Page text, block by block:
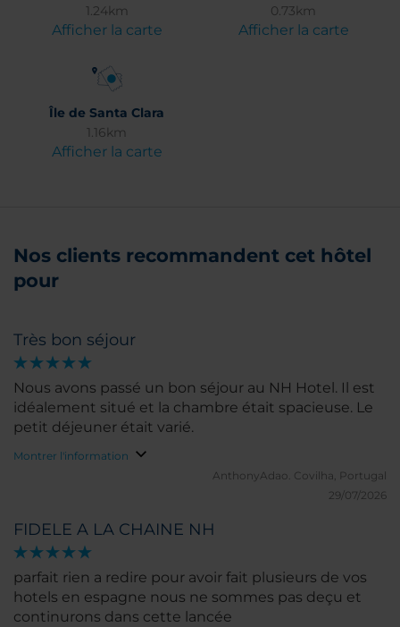
1.24km
Afficher la carte
0.73km
Afficher la carte
Île de Santa Clara
1.16km
Afficher la carte
Nos clients recommandent cet hôtel
pour
Très bon séjour
Nous avons passé un bon séjour au NH Hotel. Il est
idéalement situé et la chambre était spacieuse. Le
petit déjeuner était varié.
Montrer l'information
AnthonyAdao. Covilha, Portugal
29/07/2026
FIDELE A LA CHAINE NH
parfait rien a redire pour avoir fait plusieurs de vos
hotels en espagne nous ne sommes pas deçu et
continurons dans cette lancée